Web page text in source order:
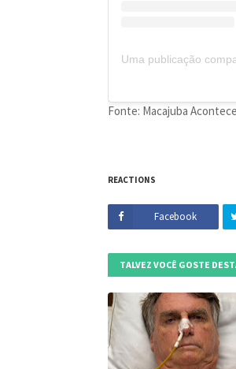
Fonte: Macajuba Acontece
REACTIONS
Facebook
TALVEZ VOCÊ GOSTE